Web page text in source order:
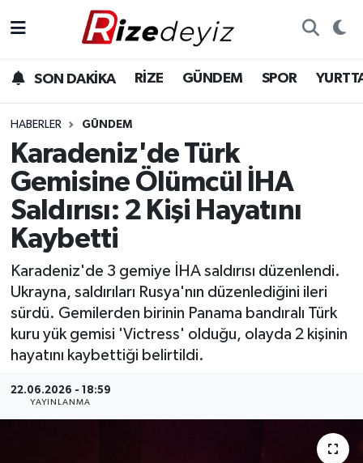
SON DAKİKA RİZE GÜNDEM SPOR
HABERLER GÜNDEM
Karadeniz'de Türk
Gemisine Ölümcül İHA
Saldırısı: 2 Kişi Hayatını
Kaybetti
Karadeniz'de 3 gemiye İHA saldırısı düzenlendi.
Ukrayna, saldırıları Rusya'nın düzenlediğini ileri
sürdü. Gemilerden birinin Panama bandıralı Türk
kuru yük gemisi 'Victress' olduğu, olayda 2 kişinin
hayatını kaybettiği belirtildi.
22.06.2026 - 18:59
YAYINLANMA
Gündem
Yurttan Haberler
Ekonomi
Teknoloji
Sağlık
Rize Hava Durumu
Rize Trafik Yoğunluk Haritası
Süper Lig Puan Durumu ve Fikstür
Tüm Manşetler
Son Dakika Haberleri
Haber Arşivi